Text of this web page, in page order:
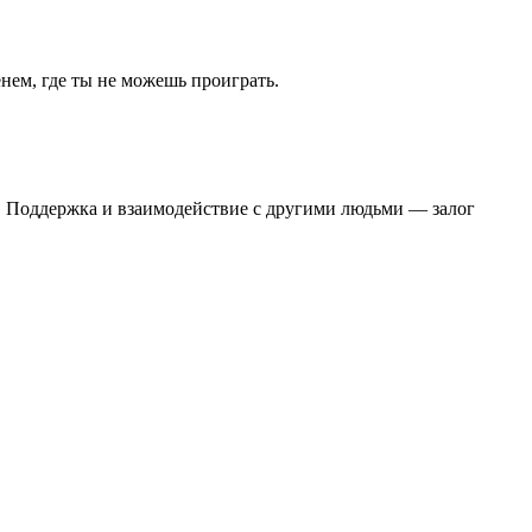
где ты не можешь проиграть.
и взаимодействие с другими людьми — залог